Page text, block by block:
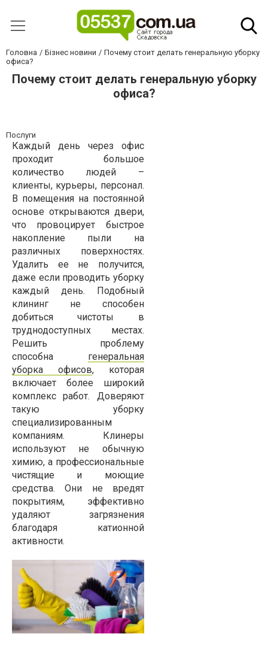
Головна Бізнес новини
Почему стоит делать генеральную уборку
офиса?
Почему стоит делать генеральную уборку
офиса?
Послуги
Каждый день через офис
проходит большое
количество людей –
клиенты, курьеры, персонал.
В помещения на постоянной
основе открываются двери,
что провоцирует быстрое
накопление пыли на
различных поверхностях.
Удалить ее не получится,
даже если проводить уборку
каждый день. Подобный
клининг не способен
добиться чистоты в
труднодоступных местах.
Решить проблему
способна генеральная
уборка офисов, которая
включает более широкий
комплекс работ. Доверяют
такую уборку
специализированным
компаниям. Клинеры
используют не обычную
химию, а профессиональные
чистящие и моющие
средства. Они не вредят
покрытиям, эффективно
удаляют загрязнения
благодаря катионной
активности.